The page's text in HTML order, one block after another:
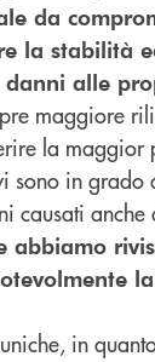
da
la stabilità
alle
maggiore
la
sono in
causati
abbiamo
in